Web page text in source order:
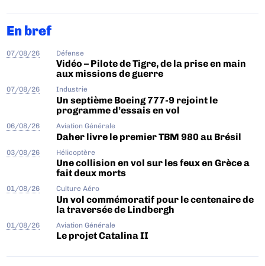
En bref
07/08/26 Défense
Vidéo – Pilote de Tigre, de la prise en main
aux missions de guerre
07/08/26 Industrie
Un septième Boeing 777-9 rejoint le
programme d’essais en vol
06/08/26 Aviation Générale
Daher livre le premier TBM 980 au Brésil
03/08/26 Hélicoptère
Une collision en vol sur les feux en Grèce a
fait deux morts
01/08/26 Culture Aéro
Un vol commémoratif pour le centenaire de
la traversée de Lindbergh
01/08/26 Aviation Générale
Le projet Catalina II